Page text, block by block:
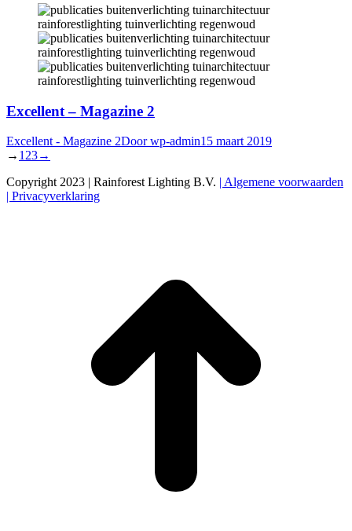
Excellent – Magazine 2
Excellent - Magazine 2Doorwp-admin15 maart 2019
→ 1 23→
Copyright 2023 | Rainforest Lighting B.V. | Algemene voorwaarden
| Privacyverklaring